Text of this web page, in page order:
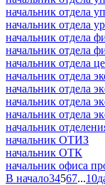
начальник отдела
начальник отдела
начальник отдела
начальник отдела
начальник отдела
начальник отдела
начальник отдела
начальник отдела
начальник отдела
начальник
начальник ОТИЗ
начальник ОТК
начальник офиса
В начало34567...10